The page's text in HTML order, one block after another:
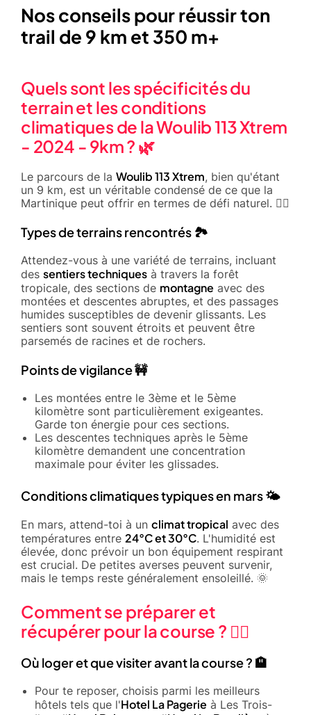
Nos conseils pour réussir ton
trail de 9 km et 350 m+
Quels sont les spécificités du
terrain et les conditions
climatiques de la Woulib 113 Xtrem
- 2024 - 9km ? 🌿
Le parcours de la Woulib 113 Xtrem, bien qu'étant
un 9 km, est un véritable condensé de ce que la
Martinique peut offrir en termes de défi naturel. 🏃‍♂️
Types de terrains rencontrés 🏞️
Attendez-vous à une variété de terrains, incluant
des sentiers techniques à travers la forêt
tropicale, des sections de montagne avec des
montées et descentes abruptes, et des passages
humides susceptibles de devenir glissants. Les
sentiers sont souvent étroits et peuvent être
parsemés de racines et de rochers.
Points de vigilance 🚧
Les montées entre le 3ème et le 5ème
kilomètre sont particulièrement exigeantes.
Garde ton énergie pour ces sections.
Les descentes techniques après le 5ème
kilomètre demandent une concentration
maximale pour éviter les glissades.
Conditions climatiques typiques en mars 🌤️
En mars, attend-toi à un climat tropical avec des
températures entre 24°C et 30°C. L'humidité est
élevée, donc prévoir un bon équipement respirant
est crucial. De petites averses peuvent survenir,
mais le temps reste généralement ensoleillé. 🌞
Comment se préparer et
récupérer pour la course ? 🏋️‍♂️
Où loger et que visiter avant la course ? 🏨
Pour te reposer, choisis parmi les meilleurs
hôtels tels que l'Hotel La Pagerie à Les Trois-